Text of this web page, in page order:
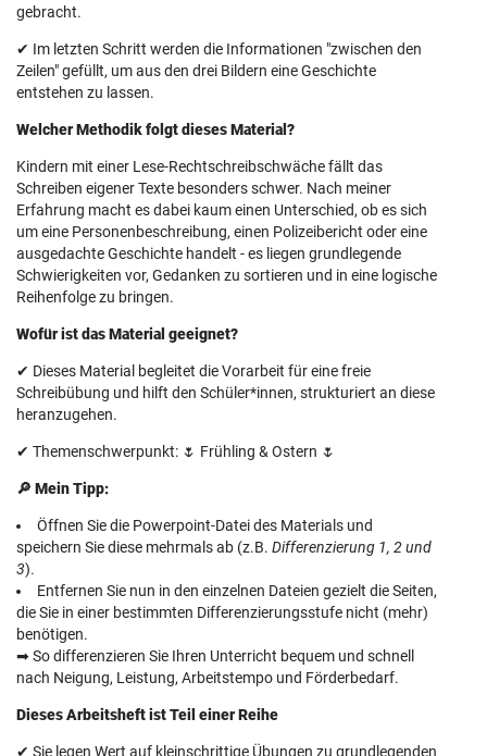
gebracht.
✔ Im letzten Schritt werden die Informationen "zwischen den
Zeilen" gefüllt, um aus den drei Bildern eine Geschichte
entstehen zu lassen.
Welcher Methodik folgt dieses Material?
Kindern mit einer Lese-Rechtschreibschwäche fällt das
Schreiben eigener Texte besonders schwer. Nach meiner
Erfahrung macht es dabei kaum einen Unterschied, ob es sich
um eine Personenbeschreibung, einen Polizeibericht oder eine
ausgedachte Geschichte handelt - es liegen grundlegende
Schwierigkeiten vor, Gedanken zu sortieren und in eine logische
Reihenfolge zu bringen.
Wofür ist das Material geeignet?
✔ Dieses Material begleitet die Vorarbeit für eine freie
Schreibübung und hilft den Schüler*innen, strukturiert an diese
heranzugehen.
✔ Themenschwerpunkt: 🌷 Frühling & Ostern 🌷
🔎 Mein Tipp:
Öffnen Sie die Powerpoint-Datei des Materials und
speichern Sie diese mehrmals ab (z.B. Differenzierung 1, 2 und
3).
Entfernen Sie nun in den einzelnen Dateien gezielt die Seiten,
die Sie in einer bestimmten Differenzierungsstufe nicht (mehr)
benötigen.
➡ So differenzieren Sie Ihren Unterricht bequem und schnell
nach Neigung, Leistung, Arbeitstempo und Förderbedarf.
Dieses Arbeitsheft ist Teil einer Reihe
✔ Sie legen Wert auf kleinschrittige Übungen zu grundlegenden